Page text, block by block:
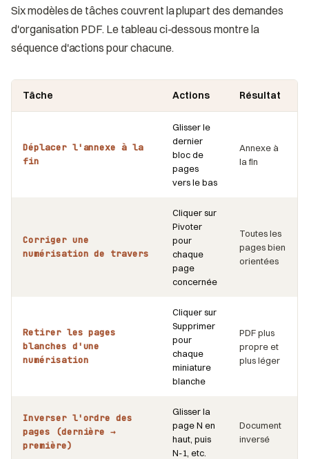
Six modèles de tâches couvrent la plupart des demandes
d'organisation PDF. Le tableau ci-dessous montre la
séquence d'actions pour chacune.
Tâche Actions Résultat
Déplacer l'annexe à la
fin
Glisser le
dernier
bloc de
pages
vers le bas
Annexe à
la fin
Corriger une
numérisation de travers
Cliquer sur
Pivoter
pour
chaque
page
concernée
Toutes les
pages bien
orientées
Retirer les pages
blanches d'une
numérisation
Cliquer sur
Supprimer
pour
chaque
miniature
blanche
PDF plus
propre et
plus léger
Inverser l'ordre des
pages (dernière →
première)
Glisser la
page N en
haut, puis
N-1, etc.
Document
inversé